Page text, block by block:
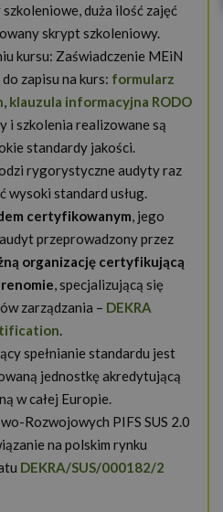
duża ilość zajęć
skrypt szkoleniowy.
kursu: Zaświadczenie MEiN
zapisu na kurs: formularz
, klauzula informacyjna RODO
i szkolenia realizowane są
standardy jakości.
rygorystyczne audyty raz
wysoki standard usług.
certyfikowanym, jego
przeprowadzony przez
organizację certyfikującą
, specjalizującą się
zarządzania – DEKRA
.
spełnianie standardu jest
jednostkę akredytującą
w całej Europie.
Rozwojowych PIFS SUS 2.0
na polskim rynku
DEKRA/SUS/000182/2